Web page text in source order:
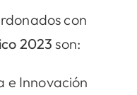
con
2023 son:
e Innovación